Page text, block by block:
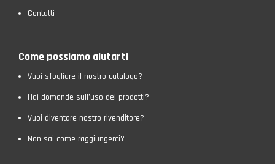
Contatti
Come possiamo aiutarti
Vuoi sfogliare il nostro catalogo?
Hai domande sull’uso dei prodotti?
Vuoi diventare nostro rivenditore?
Non sai come raggiungerci?